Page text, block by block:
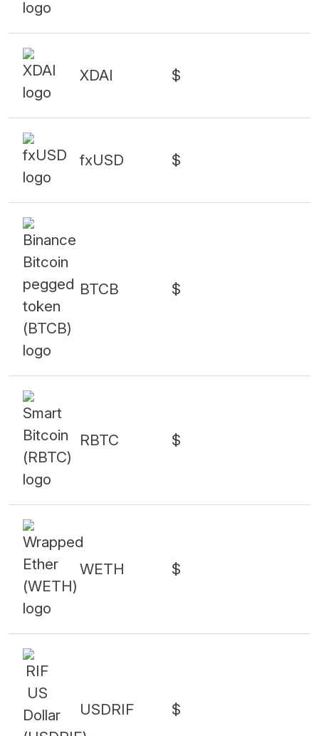
XDAI $
fxUSD $
BTCB $
RBTC $
WETH $
USDRIF $